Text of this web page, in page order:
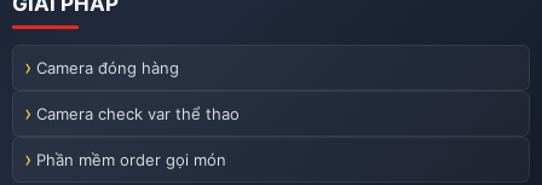
Camera đóng hàng
Camera check var thể thao
Phần mềm order gọi món